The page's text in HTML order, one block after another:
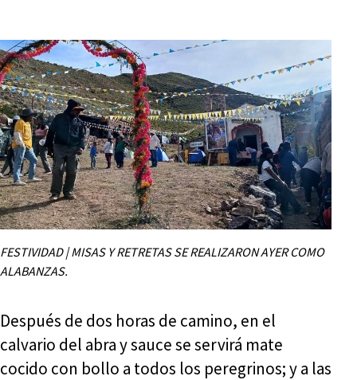
FESTIVIDAD | MISAS Y RETRETAS SE REALIZARON AYER COMO
ALABANZAS.
Después de dos horas de camino, en el
calvario del abra y sauce se servirá mate
cocido con bollo a todos los peregrinos; y a las